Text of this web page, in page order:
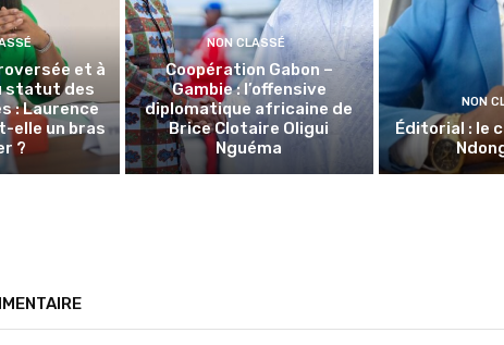
et à
statut des
: Laurence
elle un bras
?
NON CLASSÉ
Coopération Gabon –
Gambie : l’offensive
diplomatique africaine de
Brice Clotaire Oligui
Nguéma
NON
Éditorial : le